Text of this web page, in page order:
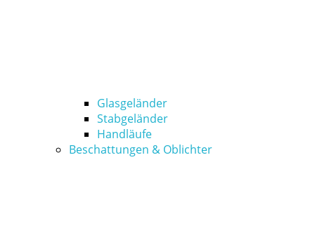
Glasgeländer
Stabgeländer
Handläufe
Beschattungen & Oblichter